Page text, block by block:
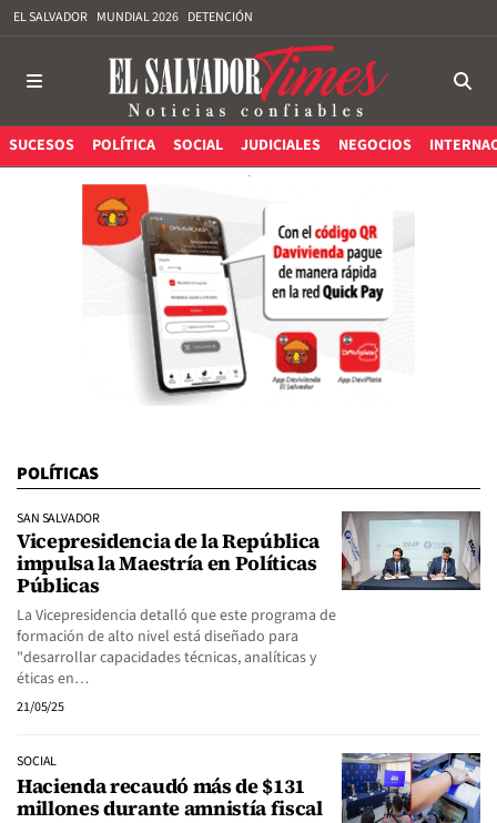
EL SALVADOR MUNDIAL 2026 DETENCIÓN
SUCESOS POLÍTICA SOCIAL JUDICIALES NEGOCIOS
POLÍTICAS
SAN SALVADOR
Vicepresidencia de la República
impulsa la Maestría en Políticas
Públicas
La Vicepresidencia detalló que este programa de
formación de alto nivel está diseñado para
"desarrollar capacidades técnicas, analíticas y
éticas en…
21/05/25
SOCIAL
Hacienda recaudó más de $131
millones durante amnistía fiscal